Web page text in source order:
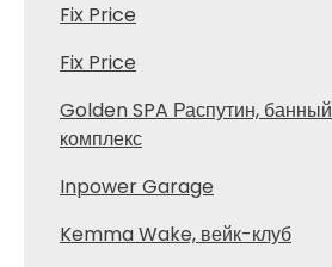
Fix Price
Fix Price
Golden SPA Распутин, банный
комплекс
Inpower Garage
Kemma Wake, вейк-клуб